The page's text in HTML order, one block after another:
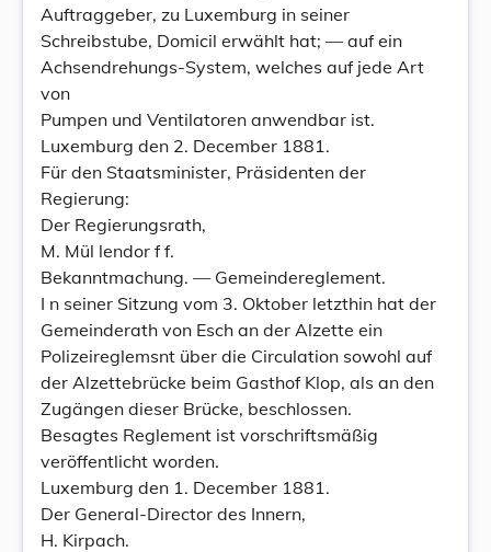
Auftraggeber, zu Luxemburg in seiner
Schreibstube, Domicil erwählt hat; — auf ein
Achsendrehungs-System, welches auf jede Art
von
Pumpen und Ventilatoren anwendbar ist.
Luxemburg den 2. December 1881.
Für den Staatsminister, Präsidenten der
Regierung:
Der Regierungsrath,
M. Mül lendor f f.
Bekanntmachung. — Gemeindereglement.
I n seiner Sitzung vom 3. Oktober letzthin hat der
Gemeinderath von Esch an der Alzette ein
Polizeireglemsnt über die Circulation sowohl auf
der Alzettebrücke beim Gasthof Klop, als an den
Zugängen dieser Brücke, beschlossen.
Besagtes Reglement ist vorschriftsmäßig
veröffentlicht worden.
Luxemburg den 1. December 1881.
Der General-Director des Innern,
H. Kirpach.